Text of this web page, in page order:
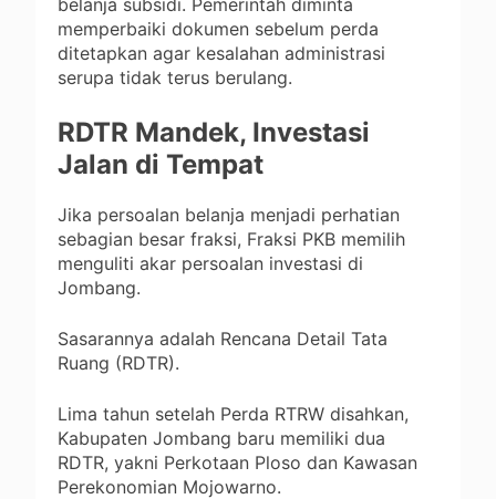
memperbaiki dokumen sebelum perda
ditetapkan agar kesalahan administrasi
serupa tidak terus berulang.
RDTR Mandek, Investasi
Jalan di Tempat
Jika persoalan belanja menjadi perhatian
sebagian besar fraksi, Fraksi PKB memilih
menguliti akar persoalan investasi di
Jombang.
Sasarannya adalah Rencana Detail Tata
Ruang (RDTR).
Lima tahun setelah Perda RTRW disahkan,
Kabupaten Jombang baru memiliki dua
RDTR, yakni Perkotaan Ploso dan Kawasan
Perekonomian Mojowarno.